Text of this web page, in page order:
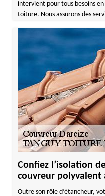
intervient pour tous besoins
toiture. Nous assurons des
Confiez l’isolation
couvreur polyvalent
Outre son rôle d’étancheur,